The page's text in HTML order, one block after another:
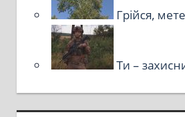
Грійся,
Ти –